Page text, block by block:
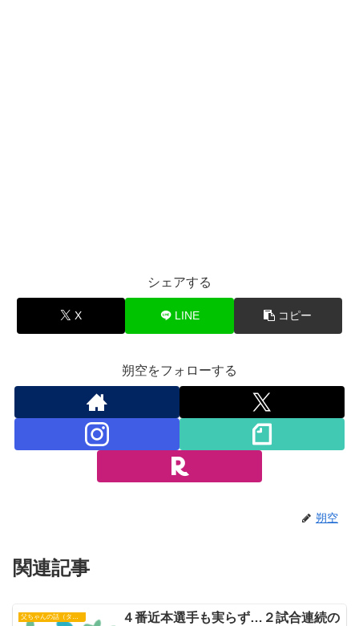
シェアする
X LINE コピー
朔空をフォローする
朔空
関連記事
父ちゃんの話（タイガース）
４番近本選手も実らず…２試合連続の